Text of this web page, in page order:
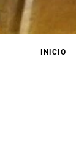
INICIO